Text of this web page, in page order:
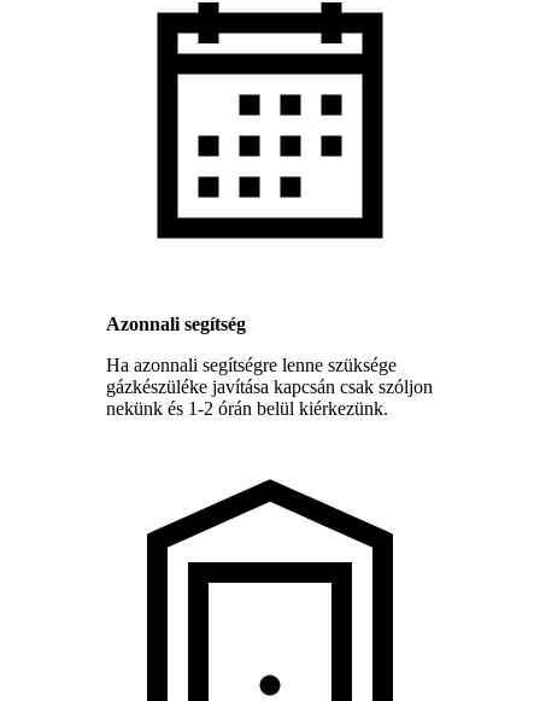
Azonnali segítség
Ha azonnali segítségre lenne szüksége
gázkészüléke javítása kapcsán csak szóljon
nekünk és 1-2 órán belül kiérkezünk.